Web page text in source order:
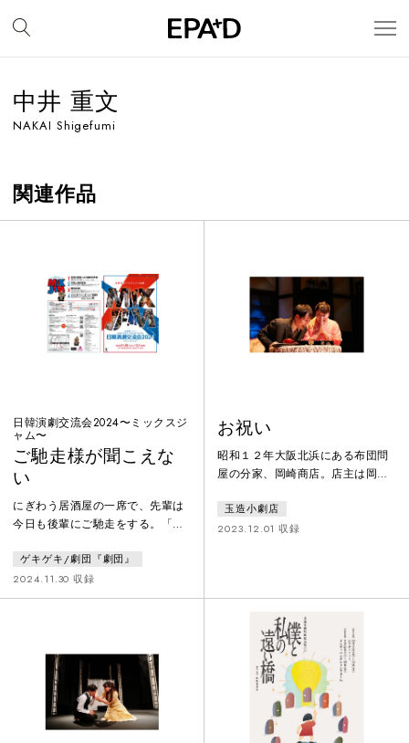
中井 重文
NAKAI Shigefumi
関連作品
日韓演劇交流会2024〜ミックスジ
ャム〜
ご馳走様が聞こえな
い
にぎわう居酒屋の一席で、先輩は
今日も後輩にご馳走をする。「俺
ら」それは至る所で行われてきた
教えと学び 美しき風習のバトン
リレー。しかしそんな場に、不祥
務、おごられる責任。人間関係や
仕事の在り方、令和時代の飲み会
を描くハートフルコメディ！
ゲキゲキ/劇団『劇団』
2024.11.30 収録
お祝い
昭和１２年大阪北浜にある布団問
屋の分家、岡崎商店。店主は岡崎
陽介の妹が学校で初潮を迎えたこ
とを男の子たちにからかわれ、不
生理用品の開発・販売、そして性
教育の普及活動を手がける会社を
興す。知人や周りの女性に生理の
ことを尋ねまわり、変人と言われ
ながらも研究・開発を進めていく
のだった。
玉造小劇店
2023.12.01 収録